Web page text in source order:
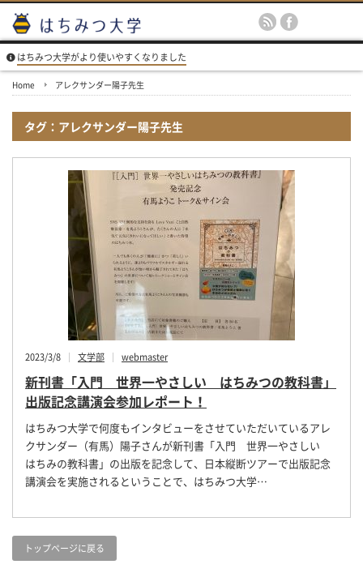
はちみつ大学がより使いやすくなりました
Home アレクサンダー陽子先生
タグ：アレクサンダー陽子先生
2023/3/8 文学部 webmaster
新刊書「入門 世界一やさしい はちみつの教科書」
出版記念講演会参加レポート！
はちみつ大学で何度もインタビューをさせていただいているアレ
クサンダー（有馬）陽子さんが新刊書「入門 世界一やさしい
はちみの教科書」の出版を記念して、日本縦断ツアーで出版記念
講演会を実施されるということで、はちみつ大学…
トップページに戻る